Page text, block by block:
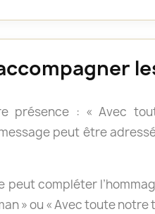
présence : « Avec
peut être
compléter
» ou « Avec toute notre